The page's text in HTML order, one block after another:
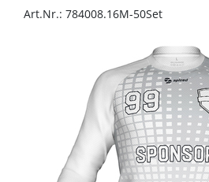
Art.Nr.: 784008.16M-50Set